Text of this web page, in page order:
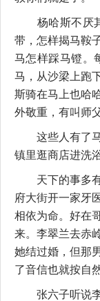
杨哈斯不厌其
带，怎样揭马鞍
马怎样踩马镫。
马，从沙梁上跑
斯骑在马上也哈
外敬重，有叫师
这些人有了马
镇里逛商店进洗
天下的事多有
府大街开一家牙
相依为命。好在
来。李翠兰去赤
她结过婚，但那
了音信也就按自
张六子听说李